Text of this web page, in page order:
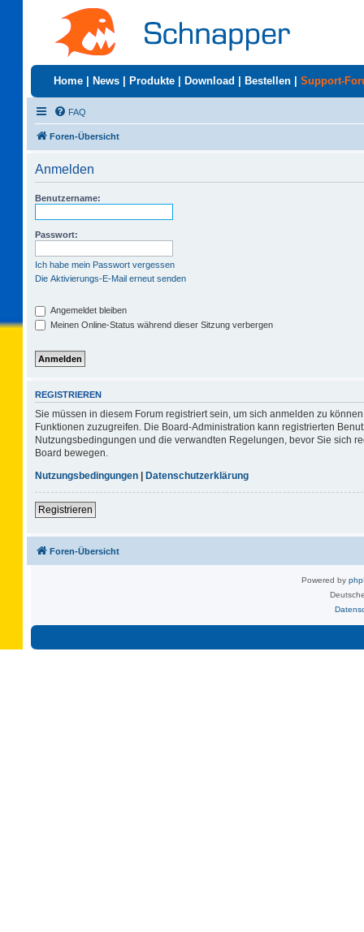
Home News Produkte Download Bestellen Support-
FAQ
Foren-Übersicht
Anmelden
Benutzername:
Passwort:
Ich habe mein Passwort vergessen
Die Aktivierungs-E-Mail erneut senden
Angemeldet bleiben
Meinen Online-Status während dieser Sitzung verbergen
REGISTRIEREN
Sie müssen in diesem Forum registriert sein, um sich anmelden zu
Funktionen zuzugreifen. Die Board-Administration kann registrierten
Nutzungsbedingungen und die verwandten Regelungen, bevor Sie sich
Board bewegen.
Nutzungsbedingungen | Datenschutzerklärung
Registrieren
Foren-Übersicht
Powered by